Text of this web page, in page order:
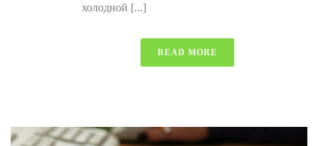
холодной [...]
READ MORE